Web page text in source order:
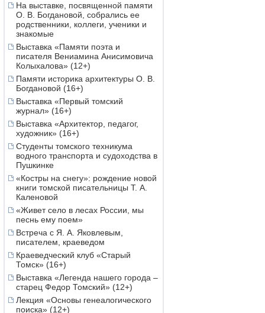
На выставке, посвященной памяти
О. В. Богдановой, собрались ее
родственники, коллеги, ученики и
знакомые
Выставка «Памяти поэта и
писателя Вениамина Анисимовича
Колыхалова» (12+)
Памяти историка архитектуры О. В.
Богдановой (16+)
Выставка «Первый томский
журнал» (16+)
Выставка «Архитектор, педагог,
художник» (16+)
Студенты томского техникума
водного транспорта и судоходства в
Пушкинке
«Костры на снегу»: рождение новой
книги томской писательницы Т. А.
Каленовой
«Живет село в лесах России, мы
песнь ему поем»
Встреча с Я. А. Яковлевым,
писателем, краеведом
Краеведческий клуб «Старый
Томск» (16+)
Выставка «Легенда нашего города –
старец Федор Томский» (12+)
Лекция «Основы генеалогического
поиска» (12+)